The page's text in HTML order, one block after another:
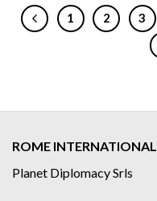
1 2 3
ROME INTERNATIONAL
Planet Diplomacy Srls